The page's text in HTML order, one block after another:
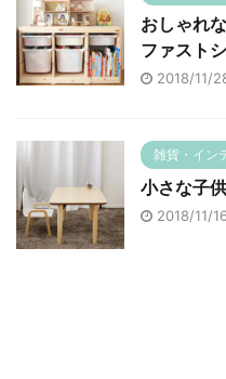
おしゃれ
ファスト
2018/11/
雑貨・イン
小さな子
2018/11/